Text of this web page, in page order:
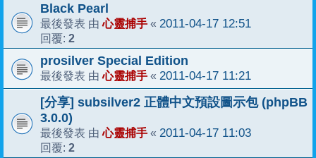
Black Pearl
最後發表 由心靈捕手 « 2011-04-17 12:51
回覆: 2
prosilver Special Edition
最後發表 由心靈捕手 « 2011-04-17 11:21
[分享] subsilver2 正體中文預設圖示包 (phpBB
3.0.0)
最後發表 由心靈捕手 « 2011-04-17 11:03
回覆: 2